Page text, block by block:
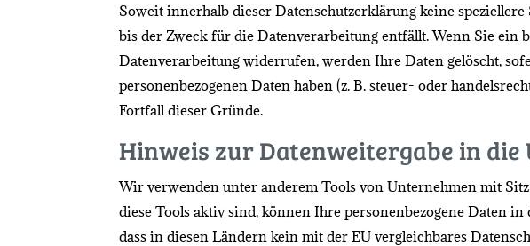
Soweit innerhalb dieser Datenschutzerklärung keine
bis der Zweck für die Datenverarbeitung entfällt. Wenn Sie ein
Datenverarbeitung widerrufen, werden Ihre Daten gelöscht,
personenbezogenen Daten haben (z. B. steuer- oder
Fortfall dieser Gründe.
Hinweis zur Datenweitergabe in
Wir verwenden unter anderem Tools von Unternehmen mit
diese Tools aktiv sind, können Ihre personenbezogene Daten
dass in diesen Ländern kein mit der EU vergleichbares